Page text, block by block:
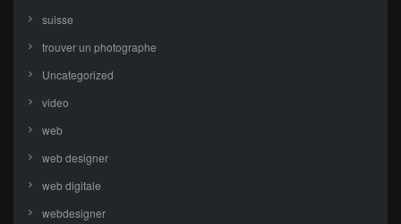
suisse
trouver un photographe
Uncategorized
video
web
web designer
web digitale
webdesigner